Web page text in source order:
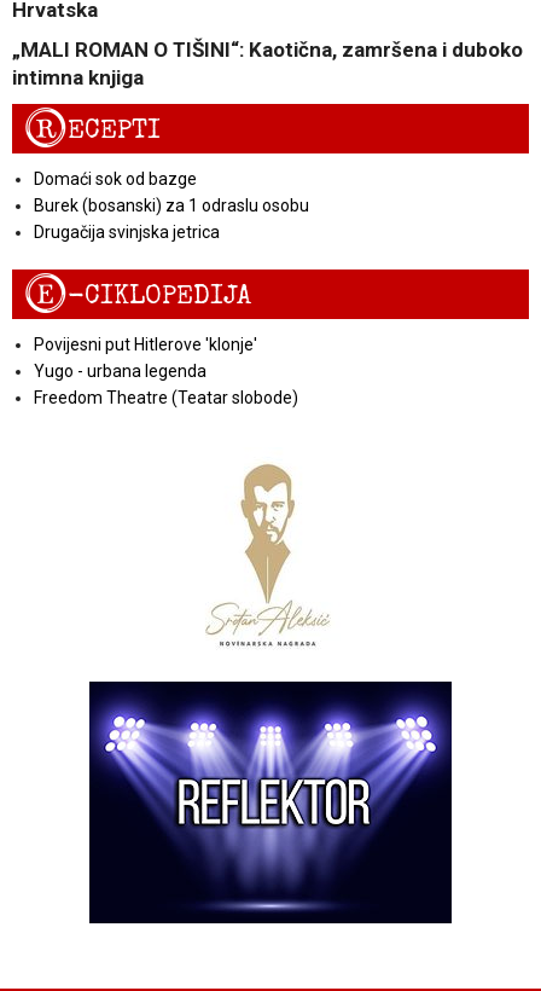
Hrvatska
„MALI ROMAN O TIŠINI“: Kaotična, zamršena i duboko
intimna knjiga
RECEPTI
Domaći sok od bazge
Burek (bosanski) za 1 odraslu osobu
Drugačija svinjska jetrica
E-CIKLOPEDIJA
Povijesni put Hitlerove 'klonje'
Yugo - urbana legenda
Freedom Theatre (Teatar slobode)